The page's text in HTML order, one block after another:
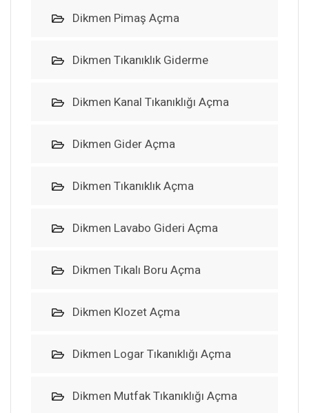
Dikmen Pimaş Açma
Dikmen Tıkanıklık Giderme
Dikmen Kanal Tıkanıklığı Açma
Dikmen Gider Açma
Dikmen Tıkanıklık Açma
Dikmen Lavabo Gideri Açma
Dikmen Tıkalı Boru Açma
Dikmen Klozet Açma
Dikmen Logar Tıkanıklığı Açma
Dikmen Mutfak Tıkanıklığı Açma